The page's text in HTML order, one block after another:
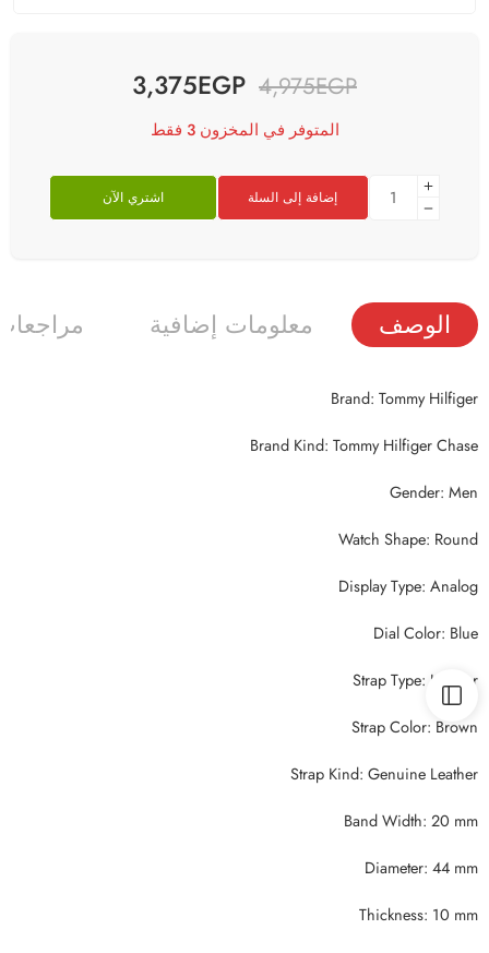
4,975EGP
3,375EGP
المتوفر في المخزون 3 فقط
إضافة إلى السلة اشتري الآن
الوصف معلومات إضافية مراجعات
Brand: Tommy Hilfiger
Brand Kind: Tommy Hilfiger Chase
Gender: Men
Watch Shape: Round
Display Type: Analog
Dial Color: Blue
Strap Type: Leather
Strap Color: Brown
Strap Kind: Genuine Leather
Band Width: 20 mm
Diameter: 44 mm
Thickness: 10 mm